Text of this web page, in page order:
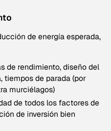
de energía esperada,
de rendimiento, diseño del
tiempos de parada (por
murciélagos)
de todos los factores de
de inversión bien